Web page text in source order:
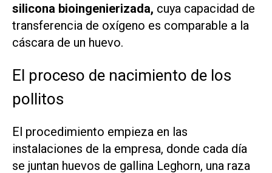
silicona bioingenierizada, cuya capacidad de
transferencia de oxígeno es comparable a la
cáscara de un huevo.
El proceso de nacimiento de los
pollitos
El procedimiento empieza en las
instalaciones de la empresa, donde cada día
se juntan huevos de gallina Leghorn, una raza